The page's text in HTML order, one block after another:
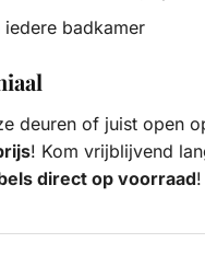
badkamer
deuren of juist open
! Kom vrijblijvend
direct op voorraad!